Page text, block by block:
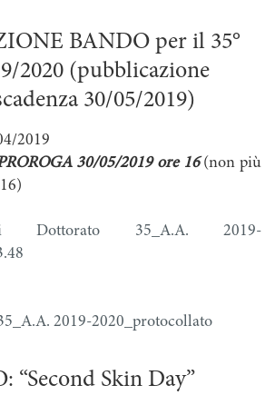
BANDO per il 35°
2020 (pubblicazione
30/05/2019)
2019
30/05/2019 ore 16(non più
Dottorato 35_A.A. 2019-
2019-2020_protocollato
“Second Skin Day”